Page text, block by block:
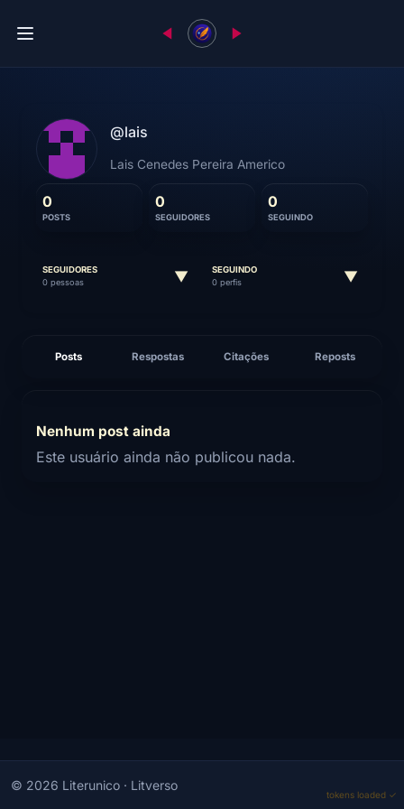
@lais
Lais Cenedes Pereira Americo
0
POSTS
0
SEGUIDORES
0
SEGUINDO
SEGUIDORES
0 pessoas
▼
SEGUINDO
0 perfis
▼
Posts Respostas Citações Reposts
Nenhum post ainda
Este usuário ainda não publicou nada.
© 2026 Literunico · Litverso